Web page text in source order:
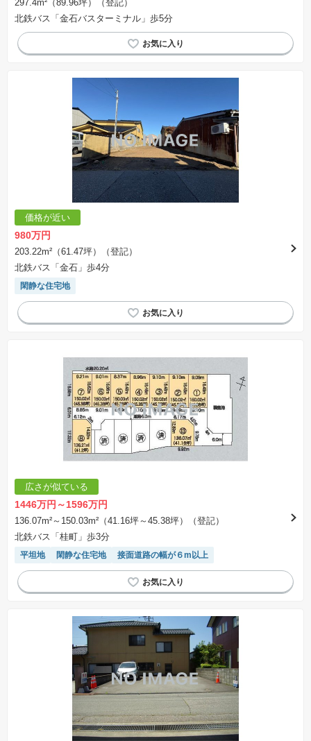
297.4m²（89.96坪）（登記）
北鉄バス「金石バスターミナル」歩5分
価格が近い
980万円
203.22m²（61.47坪）（登記）
北鉄バス「金石」歩4分
閑静な住宅地
広さが似ている
1446万円～1596万円
136.07m²～150.03m²（41.16坪～45.38坪）（登記）
北鉄バス「桂町」歩3分
平坦地 閑静な住宅地 接面道路の幅が６m以上